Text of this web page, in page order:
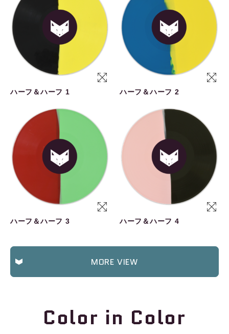
ハーフ＆ハーフ 1 ハーフ＆ハーフ 2
ハーフ＆ハーフ 3 ハーフ＆ハーフ 4
MORE VIEW
Color in Color